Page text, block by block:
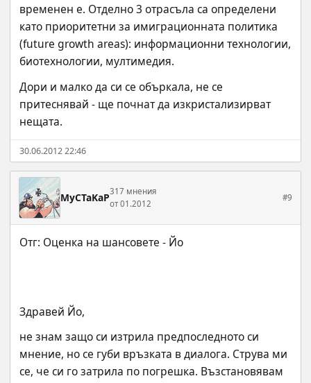
временен е. Отделно 3 отрасъла са определени
като приоритетни за имиграционната политика
(future growth areas): информационни технологии,
биотехнологии, мултимедия.
Дори и малко да си се объркала, не се
притеснявай - ще почнат да изкристализирват
нещата.
30.06.2012 22:46
MyCTaKaP317 мнения
от 01.2012
#9
Здравей Йо,
не знам защо си изтрила предпоследното си
мнение, но се губи връзката в диалога. Струва ми
се, че си го затрила по погрешка. Възстановявам